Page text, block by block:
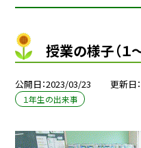
授業の様子（１
公開日 2023/03/23 更新日
１年生の出来事